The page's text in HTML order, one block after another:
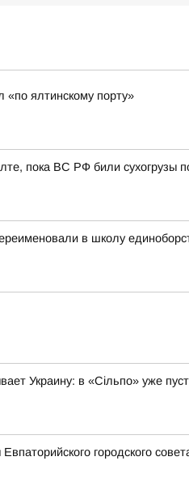
ялтинскому порту»
пока ВС РФ били сухогрузы
в школу
Украину: в «Сільпо» уже
городского